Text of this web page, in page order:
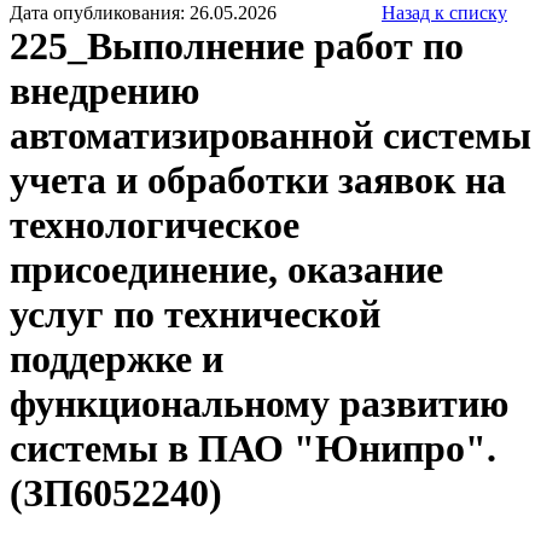
Дата опубликования: 26.05.2026 Назад к списку
225_Выполнение работ по
внедрению
автоматизированной системы
учета и обработки заявок на
технологическое
присоединение, оказание
услуг по технической
поддержке и
функциональному развитию
системы в ПАО "Юнипро".
(ЗП6052240)